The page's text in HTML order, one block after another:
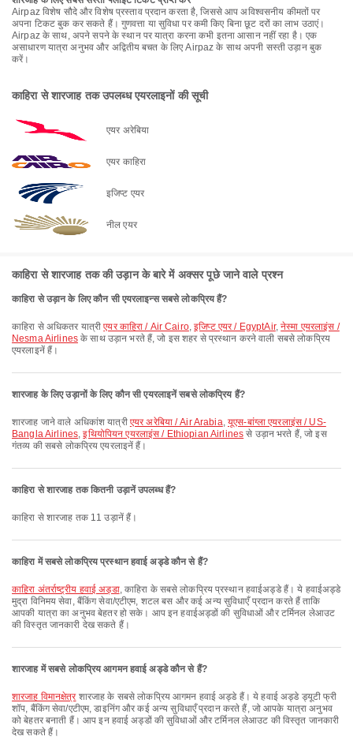
Airpaz विशेष सौदे और विशेष प्रस्ताव प्रदान करता है, जिससे आप अविश्वसनीय कीमतों पर
अपना टिकट बुक कर सकते हैं। गुणवत्ता या सुविधा पर कमी किए बिना छूट दरों का लाभ उठाएं।
Airpaz के साथ, अपने सपने के स्थान पर यात्रा करना कभी इतना आसान नहीं रहा है। एक
असाधारण यात्रा अनुभव और अद्वितीय बचत के लिए Airpaz के साथ अपनी सस्ती उड़ान बुक
करें।
काहिरा से शारजाह तक उपलब्ध एयरलाइनों की सूची
एयर अरेबिया
एयर काहिरा
इजिप्ट एयर
नील एयर
काहिरा से शारजाह तक की उड़ान के बारे में अक्सर पूछे जाने वाले प्रश्न
काहिरा से उड़ान के लिए कौन सी एयरलाइन्स सबसे लोकप्रिय हैं?
काहिरा से अधिकतर यात्रीएयर काहिरा / Air Cairo,इजिप्ट एयर / EgyptAir,नेस्मा एयरलाइंस /
Nesma Airlinesके साथ उड़ान भरते हैं, जो इस शहर से प्रस्थान करने वाली सबसे लोकप्रिय
एयरलाइनें हैं।
शारजाह के लिए उड़ानों के लिए कौन सी एयरलाइनें सबसे लोकप्रिय हैं?
शारजाह जाने वाले अधिकांश यात्री एयर अरेबिया / Air Arabia,यूएस-बांग्ला एयरलाइंस / US-
Bangla Airlines,इथियोपियन एयरलाइंस / Ethiopian Airlines से उड़ान भरते हैं, जो इस
गंतव्य की सबसे लोकप्रिय एयरलाइनें हैं।
काहिरा से शारजाह तक कितनी उड़ानें उपलब्ध हैं?
काहिरा से शारजाह तक 11 उड़ानें हैं।
काहिरा में सबसे लोकप्रिय प्रस्थान हवाई अड्डे कौन से हैं?
काहिरा अंतर्राष्ट्रीय हवाई अड्डा, काहिरा के सबसे लोकप्रिय प्रस्थान हवाईअड्डे हैं। ये हवाईअड्डे
मुद्रा विनिमय सेवा, बैंकिंग सेवा/एटीएम, शटल बस और कई अन्य सुविधाएँ प्रदान करते हैं ताकि
आपकी यात्रा का अनुभव बेहतर हो सके। आप इन हवाईअड्डों की सुविधाओं और टर्मिनल लेआउट
की विस्तृत जानकारी देख सकते हैं।
शारजाह में सबसे लोकप्रिय आगमन हवाई अड्डे कौन से हैं?
शारजाह विमानक्षेत्रशारजाह के सबसे लोकप्रिय आगमन हवाई अड्डे हैं। ये हवाई अड्डे ड्यूटी फ्री
शॉप, बैंकिंग सेवा/एटीएम, डाइनिंग और कई अन्य सुविधाएँ प्रदान करते हैं, जो आपके यात्रा अनुभव
को बेहतर बनाती हैं। आप इन हवाई अड्डों की सुविधाओं और टर्मिनल लेआउट की विस्तृत जानकारी
देख सकते हैं।